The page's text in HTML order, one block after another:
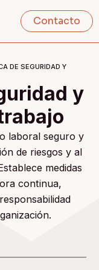
Contacto
DE SEGURIDAD Y
y
laboral seguro y
de riesgos y al
medidas
continua,